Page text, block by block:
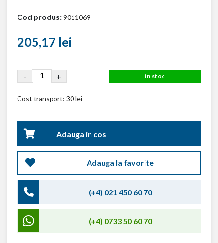
Cod produs:9011069
205,17 lei
- + in stoc
Cost transport: 30 lei
Adauga in cos
Adauga la favorite
(+4) 021 450 60 70
(+4) 0733 50 60 70